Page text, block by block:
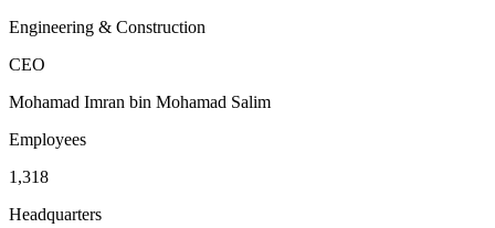
Engineering & Construction
CEO
Mohamad Imran bin Mohamad Salim
Employees
1,318
Headquarters